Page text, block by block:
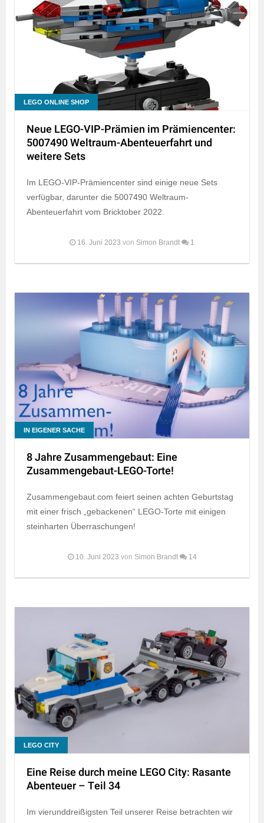
LEGO ONLINE SHOP
Neue LEGO-VIP-Prämien im Prämiencenter:
5007490 Weltraum-Abenteuerfahrt und
weitere Sets
Im LEGO-VIP-Prämiencenter sind einige neue Sets
verfügbar, darunter die 5007490 Weltraum-
Abenteuerfahrt vom Bricktober 2022.
16. Juni 2023 von Simon Brandt 1
IN EIGENER SACHE
8 Jahre Zusammengebaut: Eine
Zusammengebaut-LEGO-Torte!
Zusammengebaut.com feiert seinen achten Geburtstag
mit einer frisch „gebackenen“ LEGO-Torte mit einigen
steinharten Überraschungen!
10. Juni 2023 von Simon Brandt 14
LEGO CITY
Eine Reise durch meine LEGO City: Rasante
Abenteuer – Teil 34
Im vierunddreißigsten Teil unserer Reise betrachten wir